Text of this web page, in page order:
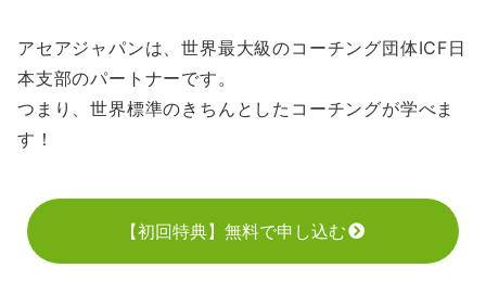
アセアジャパンは、世界最大級のコーチング団体ICF日
本支部のパートナーです。
つまり、世界標準のきちんとしたコーチングが学べま
す！
【初回特典】無料で申し込む